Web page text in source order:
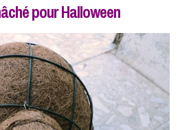
pour Halloween